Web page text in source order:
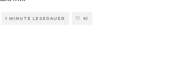
1 MINUTE LESEDAUER 41